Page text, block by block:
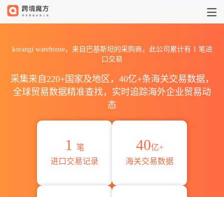
korangi warehouse，来自巴基斯坦的采购商，此公司累计有 1 笔进
口交易
采集来自220+国家及地区，40亿+条海关交易数据，
全球贸易数据精准查找，实时追踪海外企业贸易动
态
1
笔
进口交易记录
40亿+
海关交易数据